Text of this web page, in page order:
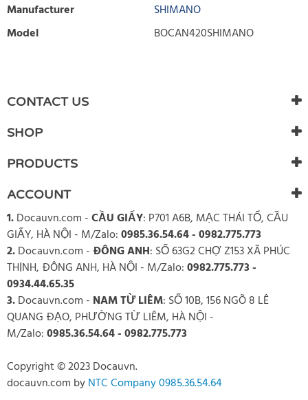
Manufacturer
SHIMANO
Model
BOCAN420SHIMANO
There are currently no product reviews. Be the first who write
review
CONTACT US
SHOP
PRODUCTS
ACCOUNT
1.Docauvn.com -CẦU GIẤY: P701 A6B, MẠC THÁI TỔ, CẦU
GIẤY, HÀ NỘI - M/Zalo:0985.36.54.64 - 0982.775.773
2.Docauvn.com - ĐÔNG ANH: SỐ 63G2 CHỢ Z153 XÃ PHÚC
THỊNH, ĐÔNG ANH, HÀ NỘI - M/Zalo:0982.775.773 -
0934.44.65.35
3.Docauvn.com - NAM TỪ LIÊM: SỐ 10B, 156 NGÕ 8 LÊ
QUANG ĐẠO, PHƯỜNG TỪ LIÊM, HÀ NỘI -
M/Zalo:0985.36.54.64 - 0982.775.773
Copyright © 2023 Docauvn.
docauvn.com byNTC Company 0985.36.54.64